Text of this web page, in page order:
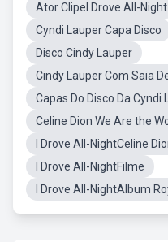
Ator ClipeI Drove All-Night
Cyndi Lauper Capa Disco
Disco Cindy Lauper
Cindy Lauper Com Saia
Capas Do Disco Da Cyndi
Celine Dion We Are the
I Drove All-NightCeline
I Drove All-NightFilme
I Drove All-NightAlbum